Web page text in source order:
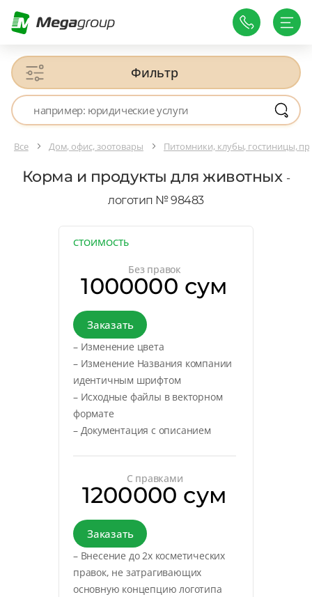
Фильтр
Все Дом, офис, зоотовары Питомники, клубы, гостиницы,
Корма и продукты для животных -
логотип № 98483
СТОИМОСТЬ
Без правок
1000000 сум
Заказать
– Изменение цвета
– Изменение Названия компании
идентичным шрифтом
– Исходные файлы в векторном
формате
– Документация с описанием
С правками
1200000 сум
Заказать
– Внесение до 2х косметических
правок, не затрагивающих
основную концепцию логотипа